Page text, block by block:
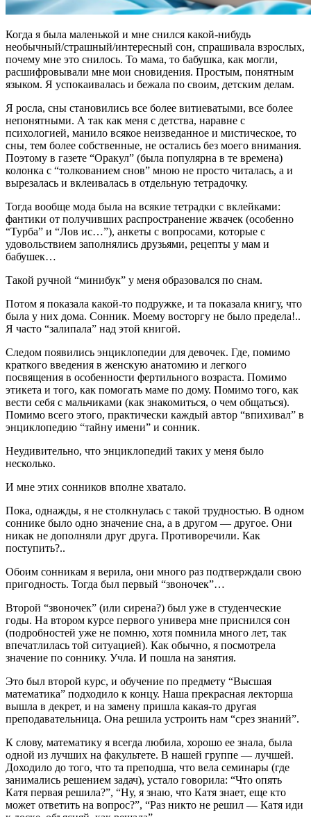
Когда я была маленькой и мне снился какой-нибудь
необычный/страшный/интересный сон, спрашивала взрослых,
почему мне это снилось. То мама, то бабушка, как могли,
расшифровывали мне мои сновидения. Простым, понятным
языком. Я успокаивалась и бежала по своим, детским делам.
Я росла, сны становились все более витиеватыми, все более
непонятными. А так как меня с детства, наравне с
психологией, манило всякое неизведанное и мистическое, то
сны, тем более собственные, не остались без моего внимания.
Поэтому в газете “Оракул” (была популярна в те времена)
колонка с “толкованием снов” мною не просто читалась, а и
вырезалась и вклеивалась в отдельную тетрадочку.
Тогда вообще мода была на всякие тетрадки с вклейками:
фантики от получивших распространение жвачек (особенно
“Турба” и “Лов ис…”), анкеты с вопросами, которые с
удовольствием заполнялись друзьями, рецепты у мам и
бабушек…
Такой ручной “минибук” у меня образовался по снам.
Потом я показала какой-то подружке, и та показала книгу, что
была у них дома. Сонник. Моему восторгу не было предела!..
Я часто “залипала” над этой книгой.
Следом появились энциклопедии для девочек. Где, помимо
краткого введения в женскую анатомию и легкого
посвящения в особенности фертильного возраста. Помимо
этикета и того, как помогать маме по дому. Помимо того, как
вести себя с мальчиками (как знакомиться, о чем общаться).
Помимо всего этого, практически каждый автор “впихивал” в
энциклопедию “тайну имени” и сонник.
Неудивительно, что энциклопедий таких у меня было
несколько.
И мне этих сонников вполне хватало.
Пока, однажды, я не столкнулась с такой трудностью. В одном
соннике было одно значение сна, а в другом — другое. Они
никак не дополняли друг друга. Противоречили. Как
поступить?..
Обоим сонникам я верила, они много раз подтверждали свою
пригодность. Тогда был первый “звоночек”…
Второй “звоночек” (или сирена?) был уже в студенческие
годы. На втором курсе первого универа мне приснился сон
(подробностей уже не помню, хотя помнила много лет, так
впечатлилась той ситуацией). Как обычно, я посмотрела
значение по соннику. Учла. И пошла на занятия.
Это был второй курс, и обучение по предмету “Высшая
математика” подходило к концу. Наша прекрасная лекторша
вышла в декрет, и на замену пришла какая-то другая
преподавательница. Она решила устроить нам “срез знаний”.
К слову, математику я всегда любила, хорошо ее знала, была
одной из лучших на факультете. В нашей группе — лучшей.
Доходило до того, что та преподша, что вела семинары (где
занимались решением задач), устало говорила: “Что опять
Катя первая решила?”, “Ну, я знаю, что Катя знает, еще кто
может ответить на вопрос?”, “Раз никто не решил — Катя иди